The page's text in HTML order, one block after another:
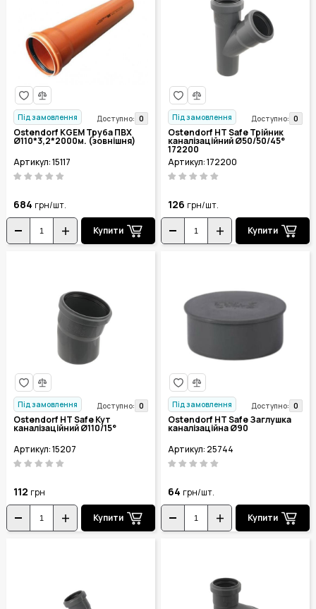
Під замовлення Доступно: 0
Ostendorf KGEM Труба ПВХ
Ø110*3,2*2000м. (зовнішня)
Артикул: 15117
684 грн/шт.
Купити
Під замовлення Доступно: 0
Ostendorf HT Safe Трійник
каналізаційний Ø50/50/45°
172200
Артикул: 172200
126 грн/шт.
Купити
Під замовлення Доступно: 0
Ostendorf HT Safe Кут
каналізаційний Ø110/15°
Артикул: 15207
112 грн
Купити
Під замовлення Доступно: 0
Ostendorf HT Safe Заглушка
каналізаційна Ø90
Артикул: 25744
64 грн/шт.
Купити